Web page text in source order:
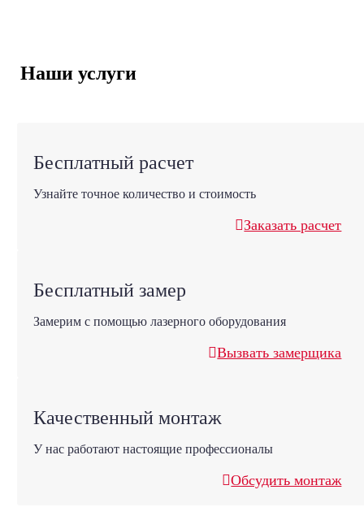
Наши услуги
Бесплатный расчет
Узнайте точное количество и стоимость
Заказать расчет
Бесплатный замер
Замерим с помощью лазерного оборудования
Вызвать замерщика
Качественный монтаж
У нас работают настоящие профессионалы
Обсудить монтаж